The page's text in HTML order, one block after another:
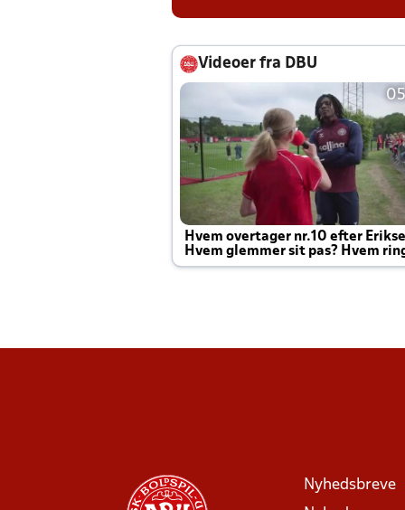
Videoer fra DBU
Hvem overtager nr.10 efter
Hvem glemmer sit pas? Hvem
Joachim altid til efter kampe?
Nyhedsbreve